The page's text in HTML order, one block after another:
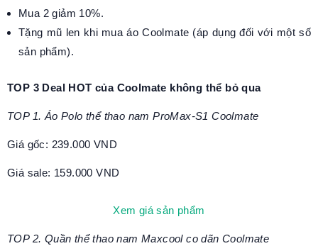
Mua 2 giảm 10%.
Tặng mũ len khi mua áo Coolmate (áp dụng đối với một số
sản phẩm).
TOP 3 Deal HOT của Coolmate không thể bỏ qua
TOP 1. Áo Polo thể thao nam ProMax-S1 Coolmate
Giá gốc: 239.000 VND
Giá sale: 159.000 VND
Xem giá sản phẩm
TOP 2. Quần thể thao nam Maxcool co dãn Coolmate